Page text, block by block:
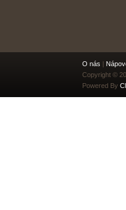
O nás |
Copyright ©
Powered By